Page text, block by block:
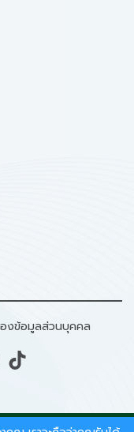
งข้อมูลส่วนบุคคล
TikTok